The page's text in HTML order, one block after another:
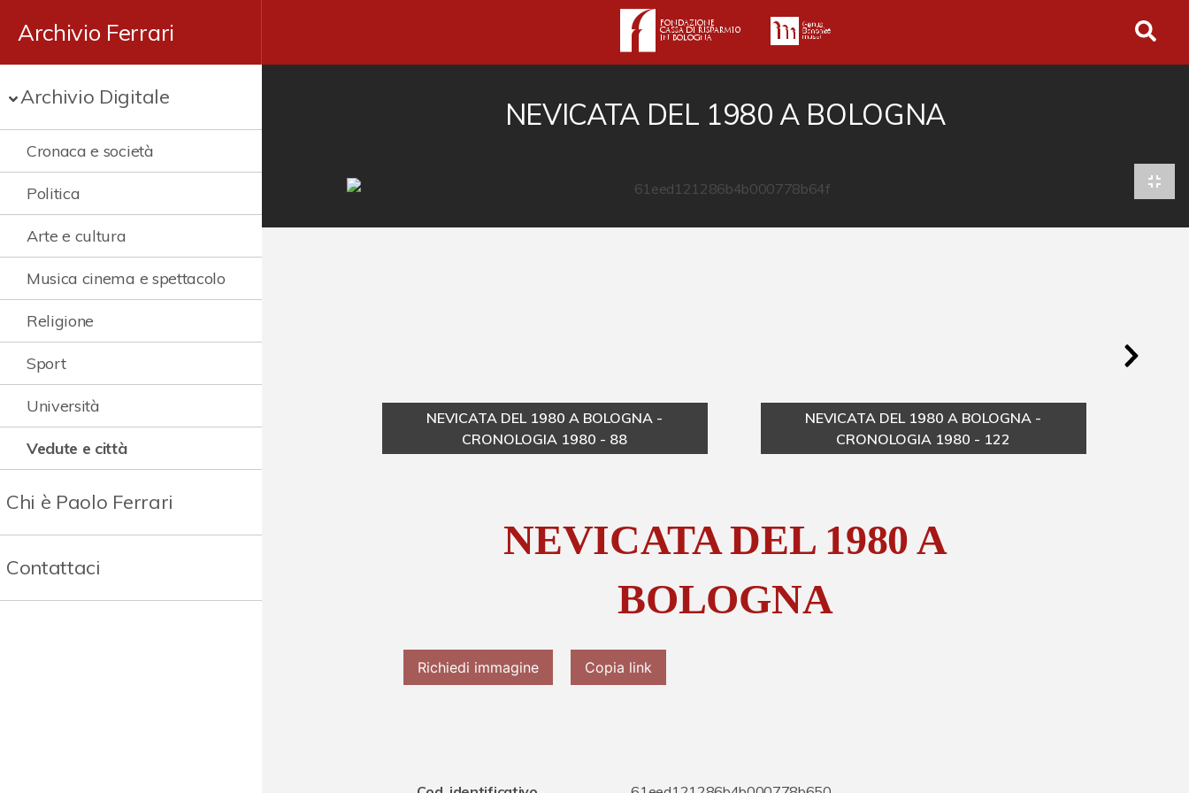
Archivio Ferrari
Archivio Digitale
Cronaca e società
Politica
Arte e cultura
Musica cinema e spettacolo
Religione
Sport
Università
Vedute e città
Chi è Paolo Ferrari
Contattaci
NEVICATA DEL 1980 A BOLOGNA
NEVICATA DEL 1980 A BOLOGNA -
CRONOLOGIA 1980 - 88
NEVICATA DEL 1980 A BOLOGNA -
CRONOLOGIA 1980 - 122
NEVICATA DEL 1980 A
BOLOGNA
Richiedi immagine Copia link